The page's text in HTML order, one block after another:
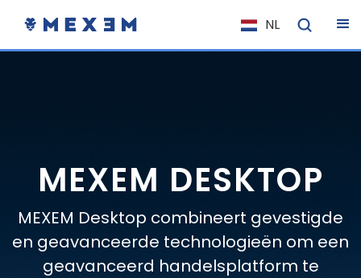
NL
EN
EL
PL
HU
NO
MEXEM DESKTOP
MEXEM Desktop combineert gevestigde
en geavanceerde technologieën om een
geavanceerd handelsplatform te